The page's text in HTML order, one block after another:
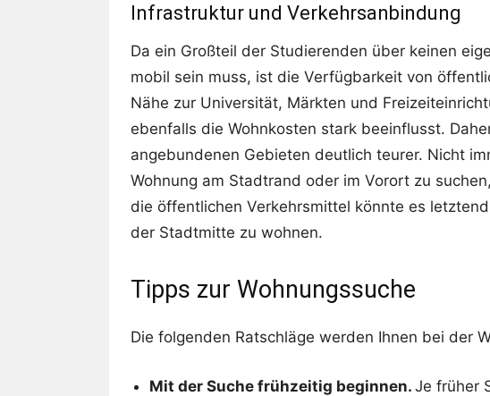
Infrastruktur und Verkehrsanbindung
Da ein Großteil der Studierenden über keinen
mobil sein muss, ist die Verfügbarkeit von
Nähe zur Universität, Märkten und
ebenfalls die Wohnkosten stark beeinflusst.
angebundenen Gebieten deutlich teurer. Nicht
Wohnung am Stadtrand oder im Vorort zu
die öffentlichen Verkehrsmittel könnte es
der Stadtmitte zu wohnen.
Tipps zur Wohnungssuche
Die folgenden Ratschläge werden Ihnen bei der
Mit der Suche frühzeitig beginnen. Je früher